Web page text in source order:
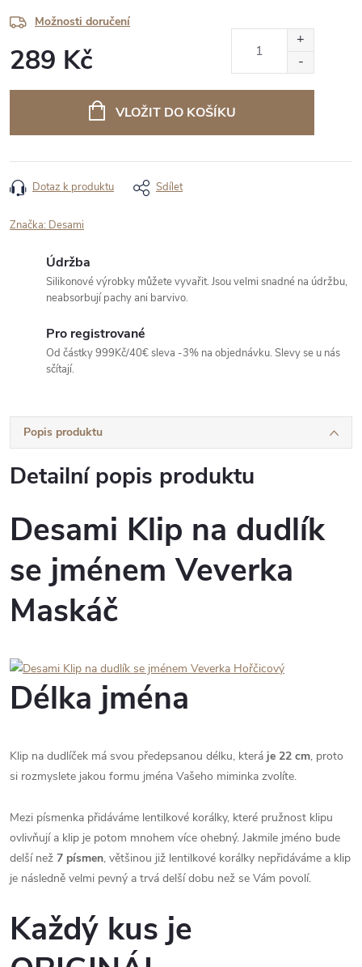
Možnosti doručení
289 Kč
VLOŽIT DO KOŠÍKU
Dotaz k produktu Sdílet
Značka: Desami
Údržba
Silikonové výrobky můžete vyvařit. Jsou velmi snadné na údržbu,
neabsorbují pachy ani barvivo.
Pro registrované
Od částky 999Kč/40€ sleva -3% na objednávku. Slevy se u nás
sčítají.
Popis produktu
Detailní popis produktu
Desami Klip na dudlík
se jménem Veverka
Maskáč
Délka jména
Klip na dudlíček má svou předepsanou délku, která je 22 cm, proto
si rozmyslete jakou formu jména Vašeho miminka zvolíte.
Mezi písmenka přidáváme lentilkové korálky, které pružnost klipu
ovlivňují a klip je potom mnohem více ohebný. Jakmile jméno bude
delší než 7 písmen, většinou již lentilkové korálky nepřidáváme a klip
je následně velmi pevný a trvá delší dobu než se Vám povolí.
Každý kus je